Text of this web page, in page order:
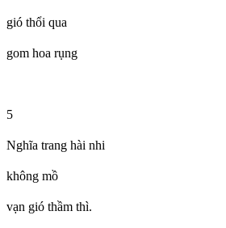
gió thổi qua
gom hoa rụng
5
Nghĩa trang hài nhi
không mồ
vạn gió thầm thì.